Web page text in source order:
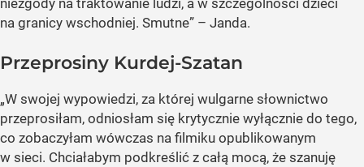
niezgody na traktowanie ludzi, a w szczególności dzieci
na granicy wschodniej. Smutne” – Janda.
Przeprosiny Kurdej-Szatan
„W swojej wypowiedzi, za której wulgarne słownictwo
przeprosiłam, odniosłam się krytycznie wyłącznie do tego,
co zobaczyłam wówczas na filmiku opublikowanym
w sieci. Chciałabym podkreślić z całą mocą, że szanuję